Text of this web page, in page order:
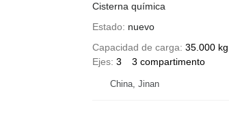
Cisterna química
Estado
nuevo
Capacidad de carga 35.000 kg
Ejes 3 3 compartimento
China, Jinan